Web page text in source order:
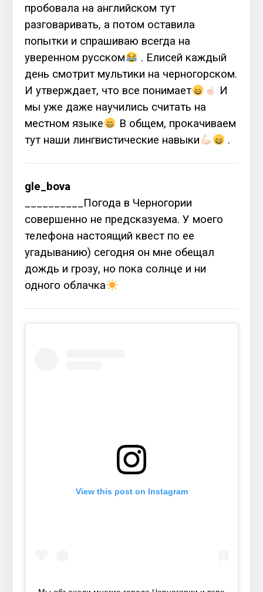
пробовала на английском тут
разговаривать, а потом оставила
попытки и спрашиваю всегда на
уверенном русском
. Елисей каждый
день смотрит мультики на черногорском.
И утверждает, что все понимает
И
мы уже даже научились считать на
местном языке
В общем, прокачиваем
тут наши лингвистические навыки
.
gle_bova
__________Погода в Черногории
совершенно не предсказуема. У моего
телефона настоящий квест по ее
угадыванию) сегодня он мне обещал
дождь и грозу, но пока солнце и ни
одного облачка
View this post on Instagram